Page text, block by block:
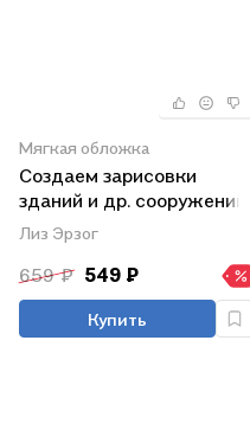
Мягкая обложка
Создаем зарисовки
зданий и др. сооружений
шаг за шагом: 50
проектов с подробными
объяснениями и
рисунками + чистые
страницы для рисования
Лиз Эрзог
659 ₽ 549 ₽
Купить